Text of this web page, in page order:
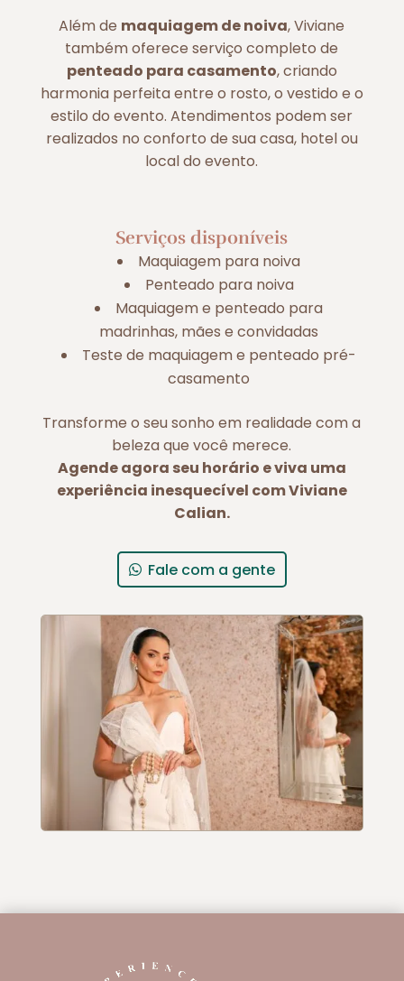
Além de maquiagem de noiva, Viviane
também oferece serviço completo de
penteado para casamento, criando
harmonia perfeita entre o rosto, o vestido e o
estilo do evento. Atendimentos podem ser
realizados no conforto de sua casa, hotel ou
local do evento.
Serviços disponíveis
Maquiagem para noiva
Penteado para noiva
Maquiagem e penteado para
madrinhas, mães e convidadas
Teste de maquiagem e penteado pré-
casamento
Transforme o seu sonho em realidade com a
beleza que você merece.
Agende agora seu horário e viva uma
experiência inesquecível com Viviane
Calian.
Fale com a gente